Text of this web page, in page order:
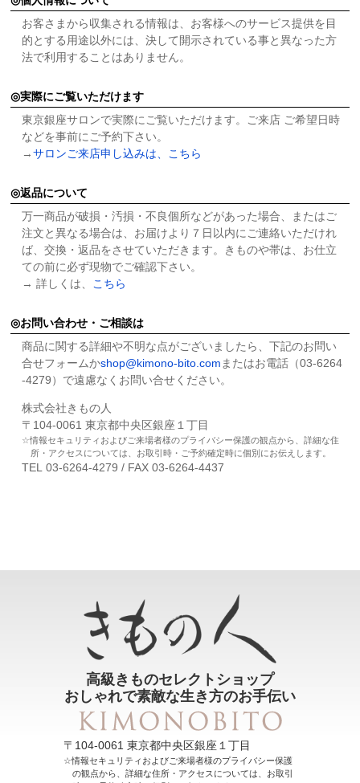
お客さまから収集される情報は、お客様へのサービス提供を目
的とする用途以外には、決して開示されている事と異なった方
法で利用することはありません。
実際にご覧いただけます
東京銀座サロンで実際にご覧いただけます。ご来店 ご希望日時
などを事前にご予約下さい。
→サロンご来店申し込みは、こちら
返品について
万一商品が破損・汚損・不良個所などがあった場合、またはご
注文と異なる場合は、お届けより７日以内にご連絡いただけれ
ば、交換・返品をさせていただきます。きものや帯は、お仕立
ての前に必ず現物でご確認下さい。
→ 詳しくは、
こちら
お問い合わせ・ご相談は
商品に関する詳細や不明な点がございましたら、下記のお問い
合せフォームかshop@kimono-bito.com またはお電話（03-6264
-4279）で遠慮なくお問い合せください。
株式会社きもの人
〒104-0061 東京都中央区銀座１丁目
情報セキュリティおよびご来場者様のプライバシー保護の観点から、詳細な住
所・アクセスについては、お取引時・ご予約確定時に個別にお伝えします。
TEL 03-6264-4279 / FAX 03-6264-4437
高級きものセレクトショップ
おしゃれで素敵な生き方のお手伝い
〒104-0061 東京都中央区銀座１丁目
情報セキュリティおよびご来場者様のプライバシー保護
の観点から、詳細な住所・アクセスについては、お取引